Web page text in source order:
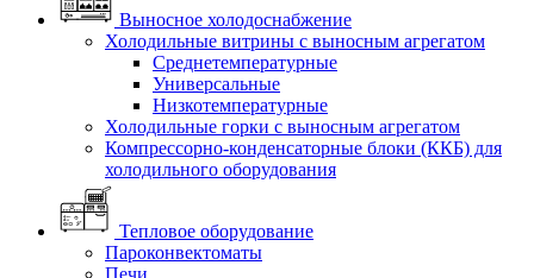
Выносное холодоснабжение
Холодильные витрины с выносным агрегатом
Среднетемпературные
Универсальные
Низкотемпературные
Холодильные горки с выносным агрегатом
Компрессорно-конденсаторные блоки (ККБ) для
холодильного оборудования
Тепловое оборудование
Пароконвектоматы
Печи